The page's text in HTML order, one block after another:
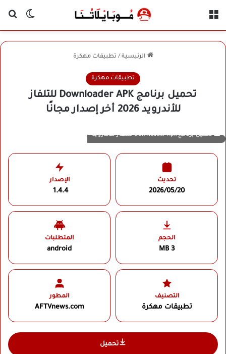
الوضع
الرئيسية / تطبيقات مهكرة
تطبيقات مهكرة
تحميل برنامج Downloader APK للتلفاز
للأندرويد 2026 أخر إصدار مجانًا
تحميل برنامج Downloader Apk للتلفاز للاندرويد
تحديث
2026/05/20
الإصدار
1.4.4
الحجم
3 MB
المتطلبات
android
التصنيف
تطبيقات مهكرة
المطور
AFTVnews.com‏
تحميل